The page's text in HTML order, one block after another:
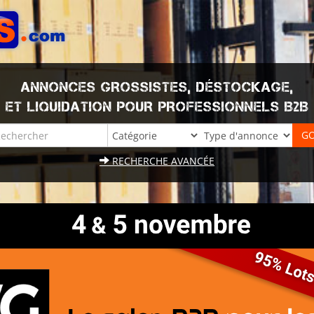
ANNONCES GROSSISTES, DÉSTOCKAGE,
ET LIQUIDATION POUR PROFESSIONNELS B2B
RECHERCHE AVANCÉE